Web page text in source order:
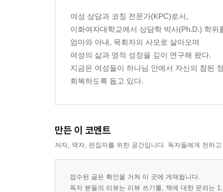
여성 상담과 코칭 전문가(KPC)로서,
이화여자대학교에서 상담학 박사(Ph.D.) 학위
엄마와 아내, 목회자의 사모로 살아오며
여성의 삶과 영적 성장을 깊이 연구해 왔다.
지금은 여성들이 하나님 안에서 자신의 참된
회복하도록 돕고 있다.
만든 이 코멘트
저자, 역자, 편집자를 위한 공간입니다. 독자들에게 전하
접수된 글은 확인을 거쳐 이 곳에 게재됩니다.
독자 분들의 리뷰는 리뷰 쓰기를, 책에 대한 문의는